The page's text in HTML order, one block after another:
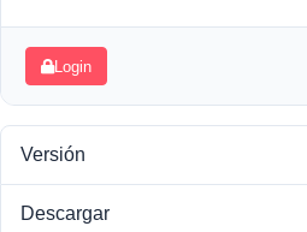
Login
Versión
Descargar